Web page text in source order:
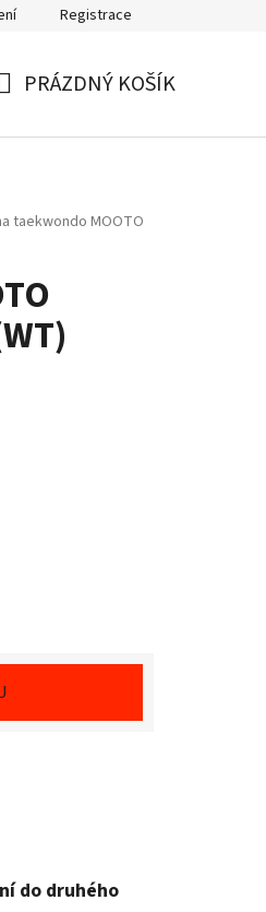
Registrace
PRÁZDNÝ KOŠÍK
taekwondo MOOTO
do druhého